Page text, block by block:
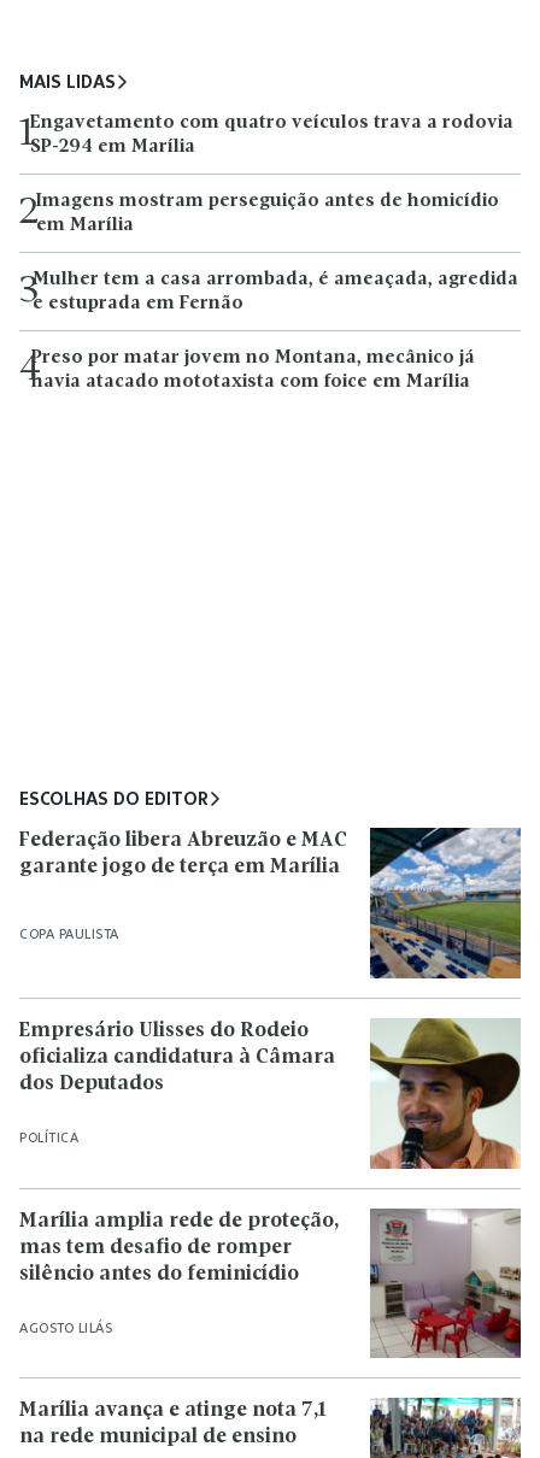
MAIS LIDAS
1Engavetamento com quatro veículos trava a rodovia
SP-294 em Marília
2Imagens mostram perseguição antes de homicídio
em Marília
3Mulher tem a casa arrombada, é ameaçada, agredida
e estuprada em Fernão
4Preso por matar jovem no Montana, mecânico já
havia atacado mototaxista com foice em Marília
ESCOLHAS DO EDITOR
COPA PAULISTA
Federação libera Abreuzão e MAC
garante jogo de terça em Marília
POLÍTICA
Empresário Ulisses do Rodeio
oficializa candidatura à Câmara
dos Deputados
AGOSTO LILÁS
Marília amplia rede de proteção,
mas tem desafio de romper
silêncio antes do feminicídio
Marília avança e atinge nota 7,1
na rede municipal de ensino